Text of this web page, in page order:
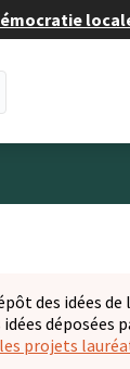
des idées
idées
projets